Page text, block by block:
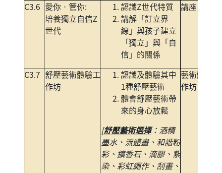
C3.6 愛你‧管你:
培養獨立自信Z
世代
認識Z世代特質
講解「訂立界
線」與孩子建立
「獨立」與「自
信」的關係
講座
C3.7 舒壓藝術體驗工
作坊
認識及體驗其中
1種舒壓藝術
體會舒壓藝術帶
來的身心放鬆
[舒壓藝術選擇：酒精
墨水、流體畫、和諧粉
彩、擴香石、滴膠、紥
染、彩虹繩作、刮畫、
藝術體驗工
作坊